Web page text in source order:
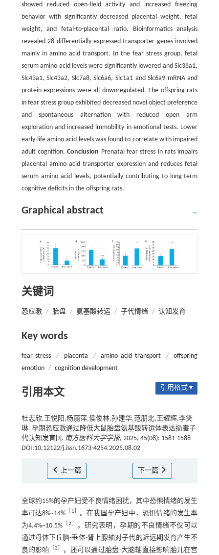
showed reduced open-field activity and increased freezing
behavior with significantly decreased placental weight, fetal
weight, and fetal-to-placental ratio. Bioinformatics analysis
revealed 28 differentially expressed transporter genes involved
mainly in amino acid transport. In the fear stress group, fetal
serum amino acid levels were significantly lowered and Slc38a1,
Slc43a1, Slc43a2, Slc7a8, Slc6a6, Slc1a1 and Slc6a9 mRNA and
protein expressions were all downregulated. The offspring rats
in fear stress group exhibited decreased novel object preference
and spontaneous alternation with reduced open arm
exploration and increased immobility in emotional tests. Lower
early-life amino acid levels was found to correlate with impaired
adult cognition.Conclusion Prenatal fear stress in rats impairs
placental amino acid transporter expression and reduces fetal
serum amino acid levels, potentially contributing to long-term
cognitive deficits in the offspring rats.
Graphical abstract
关键词
恐应激 / 胎盘 / 氨基酸转运 / 子代情绪 / 认知发育
Key words
fear stress / placenta / amino acid transport /
offspring
emotion / cognition development
引用本文 引用格式 ▾
杜志欣,王悦阳,杨丽萍,侯俊林,孙建华,范朋北,王耀辉,李笑
琳. 孕期恐应激通过降低大鼠胎盘氨基酸转运体表达损害子
代认知发育[J]. 南方医科大学学报, 2025, 45(08): 1581-1588
DOI:10.12122/j.issn.1673-4254.2025.08.02
上一篇 下一篇
全球约15%的孕产妇受不良情绪困扰，其中恐惧情绪的发生
率可达8%~14% ［ 1］ 。在我国孕产妇中，恐惧情绪的发生率
为4.4%~10.5% ［2］ 。研究表明，孕期的不良情绪不仅可以
通过母体下丘脑-垂体-肾上腺轴对子代的近远期发育产生不
良的影响
［3］ ，还可以通过胎盘-大脑轴直接影响胎儿在宫